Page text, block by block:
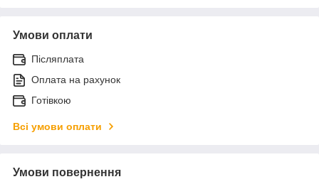
Умови оплати
Післяплата
Оплата на рахунок
Готівкою
Всі умови оплати
Умови повернення